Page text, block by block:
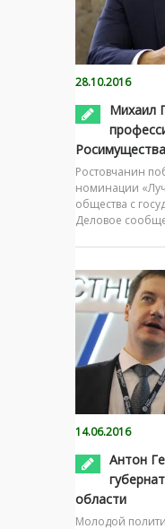
28.10.2016
Михаил
Росимущества
Ростовчанин
номинации
общества с
Деловое
14.06.2016
Антон
области
Молодой